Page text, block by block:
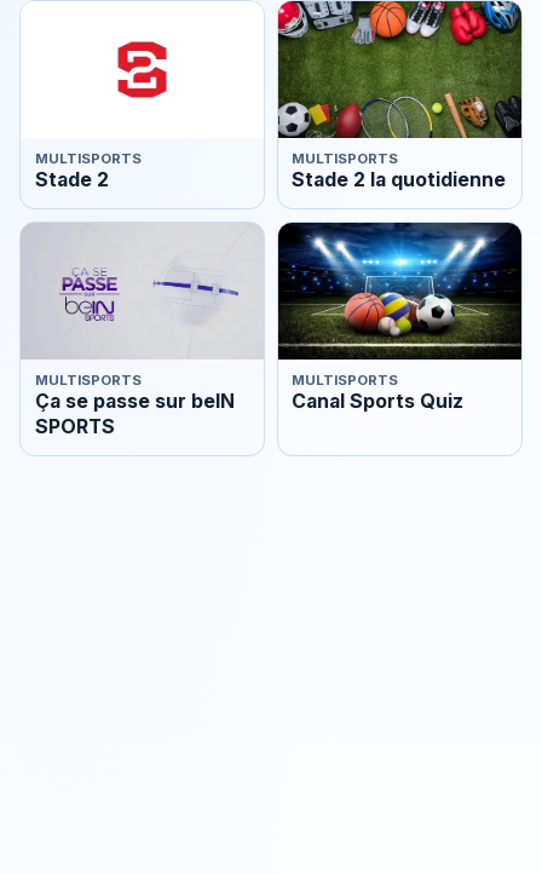
MULTISPORTS
Stade 2
MULTISPORTS
Stade 2 la quotidienne
MULTISPORTS
Ça se passe sur beIN
SPORTS
MULTISPORTS
Canal Sports Quiz